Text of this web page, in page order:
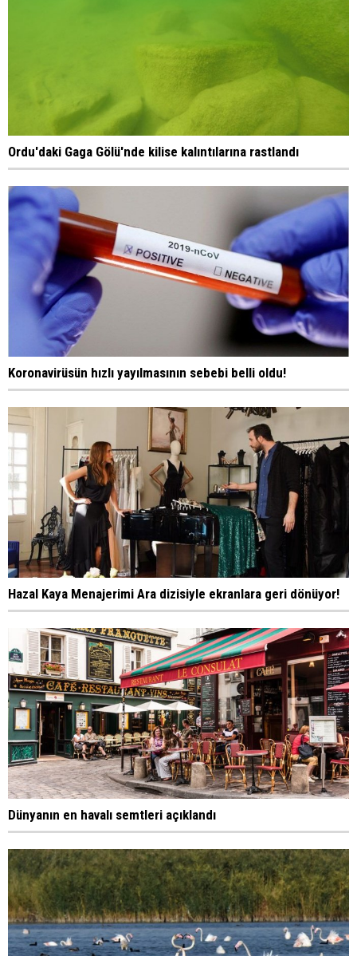
Ordu'daki Gaga Gölü'nde kilise kalıntılarına rastlandı
Koronavirüsün hızlı yayılmasının sebebi belli oldu!
Hazal Kaya Menajerimi Ara dizisiyle ekranlara geri dönüyor!
Dünyanın en havalı semtleri açıklandı